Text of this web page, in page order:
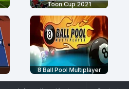
Toon Cup 2021
8 Ball Pool Multiplayer